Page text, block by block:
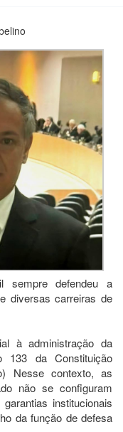
sempre defendeu a
diversas carreiras de
à administração da
133 da Constituição
Nesse contexto, as
não se configuram
institucionais
da função de defesa